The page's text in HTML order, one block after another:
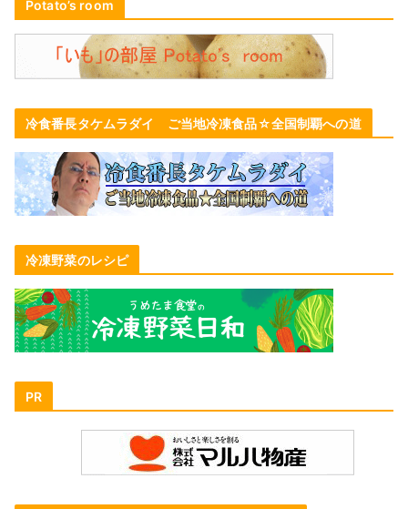
Potato’s room
冷食番長タケムラダイ ご当地冷凍食品☆全国制覇への道
冷凍野菜のレシピ
PR